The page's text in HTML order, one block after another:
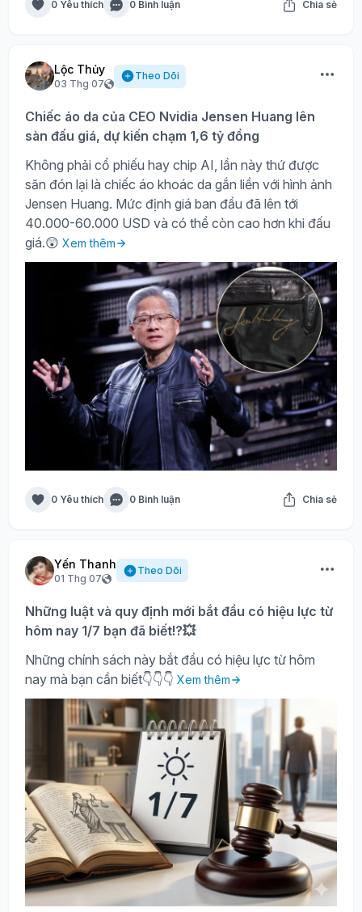
0 Yêu thích 0 Bình luận Chia sẻ
Lộc Thủy
03 Thg 07
Theo Dõi
Chiếc áo da của CEO Nvidia Jensen Huang lên
sàn đấu giá, dự kiến chạm 1,6 tỷ đồng
Không phải cổ phiếu hay chip AI, lần này thứ được
săn đón lại là chiếc áo khoác da gắn liền với hình ảnh
Jensen Huang. Mức định giá ban đầu đã lên tới
40.000-60.000 USD và có thể còn cao hơn khi đấu
giá.😲 Xem thêm
0 Yêu thích 0 Bình luận Chia sẻ
Yến Thanh
01 Thg 07
Theo Dõi
Những luật và quy định mới bắt đầu có hiệu lực từ
hôm nay 1/7 bạn đã biết!?💥
Những chính sách này bắt đầu có hiệu lực từ hôm
nay mà bạn cần biết👇👇👇 Xem thêm